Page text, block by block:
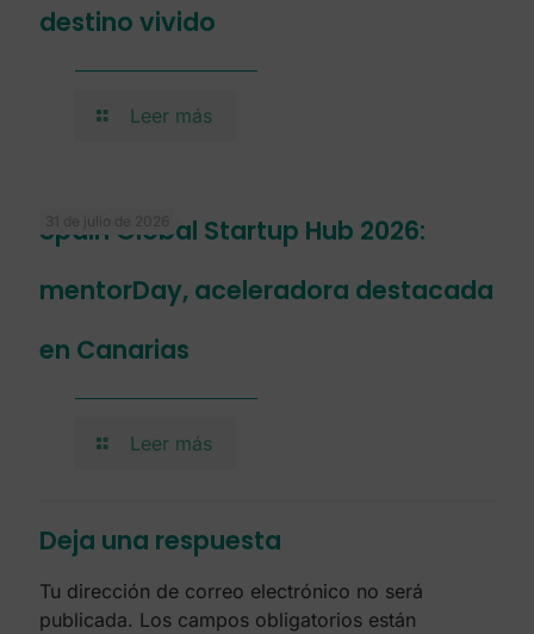
destino vivido
Leer más
31 de julio de 2026
Spain Global Startup Hub 2026:
mentorDay, aceleradora destacada
en Canarias
Leer más
Deja una respuesta
Tu dirección de correo electrónico no será
publicada. Los campos obligatorios están